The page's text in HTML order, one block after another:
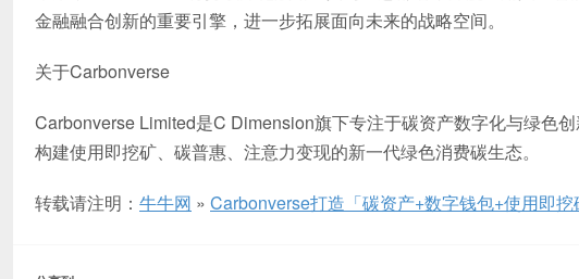
金融融合创新的重要引擎，进一步拓展面向未来的战略空间。
关于Carbonverse
Carbonverse Limited是C Dimension旗下专注于碳资产数字化与绿色
构建使用即挖矿、碳普惠、注意力变现的新一代绿色消费碳生态。
转载请注明： 牛牛网 » Carbonverse打造「碳资产+数字钱包+使用即